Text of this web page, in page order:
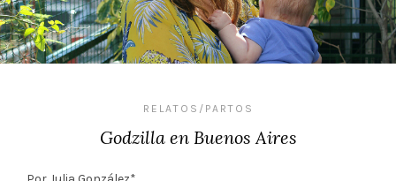
RELATOS/PARTOS
Godzilla en Buenos Aires